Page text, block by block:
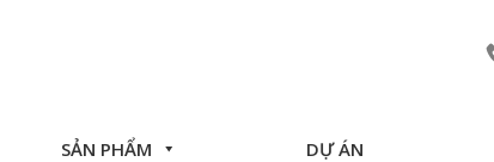
SẢN PHẨM DỰ ÁN